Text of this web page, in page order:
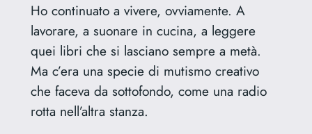
Ho continuato a vivere, ovviamente. A
lavorare, a suonare in cucina, a leggere
quei libri che si lasciano sempre a metà.
Ma c’era una specie di mutismo creativo
che faceva da sottofondo, come una radio
rotta nell’altra stanza.